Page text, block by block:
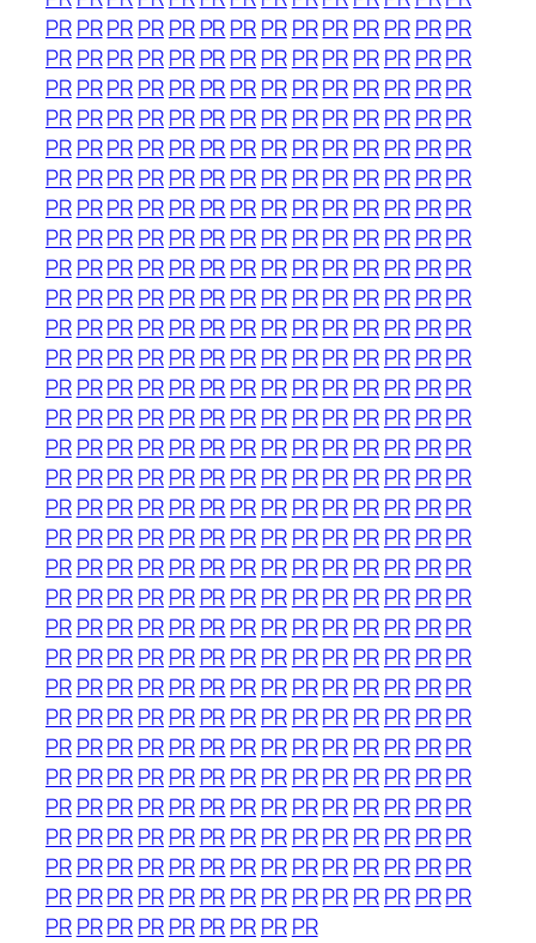
PRPRPRPRPR PRPRPRPRPRPRPR PRPR
PRPRPRPRPR PRPRPRPRPRPRPR PRPR
PRPRPRPRPR PRPRPRPRPRPRPR PRPR
PRPRPRPRPR PRPRPRPRPRPRPR PRPR
PRPRPRPRPR PRPRPRPRPRPRPR PRPR
PRPRPRPRPR PRPRPRPRPRPRPR PRPR
PRPRPRPRPR PRPRPRPRPRPRPR PRPR
PRPRPRPRPR PRPRPRPRPRPRPR PRPR
PRPRPRPRPR PRPRPRPRPRPRPR PRPR
PRPRPRPRPR PRPRPRPRPRPRPR PRPR
PRPRPRPRPR PRPRPRPRPRPRPR PRPR
PRPRPRPRPR PRPRPRPRPRPRPR PRPR
PRPRPRPRPR PRPRPRPRPRPRPR PRPR
PRPRPRPRPR PRPRPRPRPRPRPR PRPR
PRPRPRPRPR PRPRPRPRPRPRPR PRPR
PRPRPRPRPR PRPRPRPRPRPRPR PRPR
PRPRPRPRPR PRPRPRPRPRPRPR PRPR
PRPRPRPRPR PRPRPRPRPRPRPR PRPR
PRPRPRPRPR PRPRPRPRPRPRPR PRPR
PRPRPRPRPR PRPRPRPRPRPRPR PRPR
PRPRPRPRPR PRPRPRPRPRPRPR PRPR
PRPRPRPRPR PRPRPRPRPRPRPR PRPR
PRPRPRPRPR PRPRPRPRPRPRPR PRPR
PRPRPRPRPR PRPRPRPRPRPRPR PRPR
PRPRPRPRPR PRPRPRPRPRPRPR PRPR
PRPRPRPRPR PRPRPRPRPRPRPR PRPR
PRPRPRPRPR PRPRPRPRPRPRPR PRPR
PRPRPRPRPR PRPRPRPRPRPRPR PRPR
PRPRPRPRPR PRPRPRPRPRPRPR PRPR
PRPRPRPRPR PRPRPRPRPRPRPR PRPR
PRPRPRPRPR PRPRPRPR